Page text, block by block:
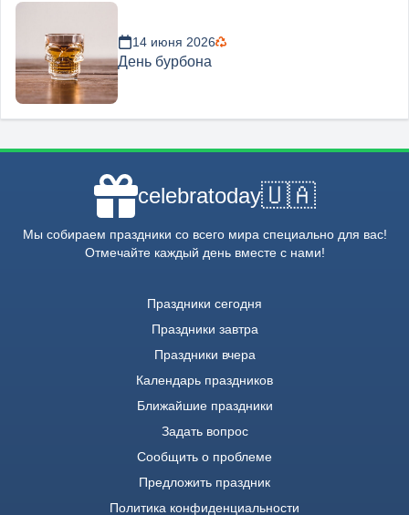
14 июня 2026
День бурбона
celebratoday🇺🇦
Мы собираем праздники со всего мира специально для вас!
Отмечайте каждый день вместе с нами!
Праздники сегодня
Праздники завтра
Праздники вчера
Календарь праздников
Ближайшие праздники
Задать вопрос
Сообщить о проблеме
Предложить праздник
Политика конфиденциальности